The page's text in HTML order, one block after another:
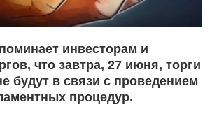
инвесторам и
что завтра, 27 июня, торги
будут в связи с проведением
процедур.